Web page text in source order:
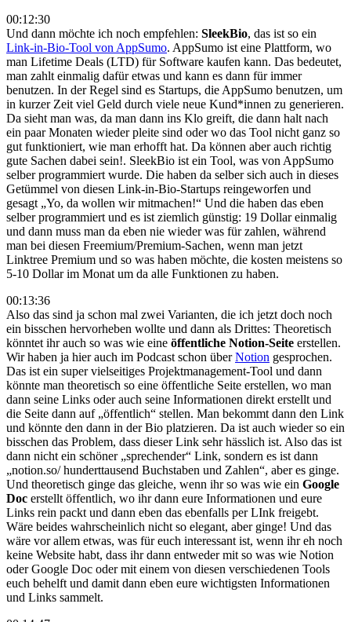
00:12:30
Und dann möchte ich noch empfehlen: SleekBio, das ist so ein
Link-in-Bio-Tool von AppSumo. AppSumo ist eine Plattform, wo
man Lifetime Deals (LTD) für Software kaufen kann. Das bedeutet,
man zahlt einmalig dafür etwas und kann es dann für immer
benutzen. In der Regel sind es Startups, die AppSumo benutzen, um
in kurzer Zeit viel Geld durch viele neue Kund*innen zu generieren.
Da sieht man was, da man dann ins Klo greift, die dann halt nach
ein paar Monaten wieder pleite sind oder wo das Tool nicht ganz so
gut funktioniert, wie man erhofft hat. Da können aber auch richtig
gute Sachen dabei sein!. SleekBio ist ein Tool, was von AppSumo
selber programmiert wurde. Die haben da selber sich auch in dieses
Getümmel von diesen Link-in-Bio-Startups reingeworfen und
gesagt „Yo, da wollen wir mitmachen!“ Und die haben das eben
selber programmiert und es ist ziemlich günstig: 19 Dollar einmalig
und dann muss man da eben nie wieder was für zahlen, während
man bei diesen Freemium/Premium-Sachen, wenn man jetzt
Linktree Premium und so was haben möchte, die kosten meistens so
5-10 Dollar im Monat um da alle Funktionen zu haben.
00:13:36
Also das sind ja schon mal zwei Varianten, die ich jetzt doch noch
ein bisschen hervorheben wollte und dann als Drittes: Theoretisch
könntet ihr auch so was wie eine öffentliche Notion-Seite erstellen.
Wir haben ja hier auch im Podcast schon überNotion gesprochen.
Das ist ein super vielseitiges Projektmanagement-Tool und dann
könnte man theoretisch so eine öffentliche Seite erstellen, wo man
dann seine Links oder auch seine Informationen direkt erstellt und
die Seite dann auf „öffentlich“ stellen. Man bekommt dann den Link
und könnte den dann in der Bio platzieren. Da ist auch wieder so ein
bisschen das Problem, dass dieser Link sehr hässlich ist. Also das ist
dann nicht ein schöner „sprechender“ Link, sondern es ist dann
„notion.so/ hunderttausend Buchstaben und Zahlen“, aber es ginge.
Und theoretisch ginge das gleiche, wenn ihr so was wie ein Google
Doc erstellt öffentlich, wo ihr dann eure Informationen und eure
Links rein packt und dann eben das ebenfalls per LInk freigebt.
Wäre beides wahrscheinlich nicht so elegant, aber ginge! Und das
wäre vor allem etwas, was für euch interessant ist, wenn ihr eh noch
keine Website habt, dass ihr dann entweder mit so was wie Notion
oder Google Doc oder mit einem von diesen verschiedenen Tools
euch behelft und damit dann eben eure wichtigsten Informationen
und Links sammelt.